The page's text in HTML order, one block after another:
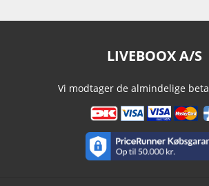
LIVEBOOX A/S
Vi modtager de almindelige